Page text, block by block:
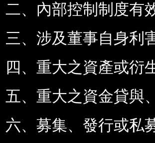
二、內部控制制度有
三、涉及董事自身利
四、重大之資產或衍
五、重大之資金貸與
六、募集、發行或私